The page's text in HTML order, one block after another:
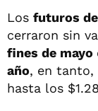
Los futuros
cerraron sin
fines de mayo
año, en tanto,
hasta los